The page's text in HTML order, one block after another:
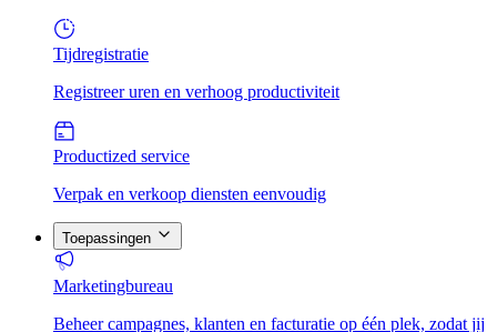
Tijdregistratie
Registreer uren en verhoog productiviteit
Productized service
Verpak en verkoop diensten eenvoudig
Toepassingen
Marketingbureau
Beheer campagnes, klanten en facturatie op één plek, zodat jij